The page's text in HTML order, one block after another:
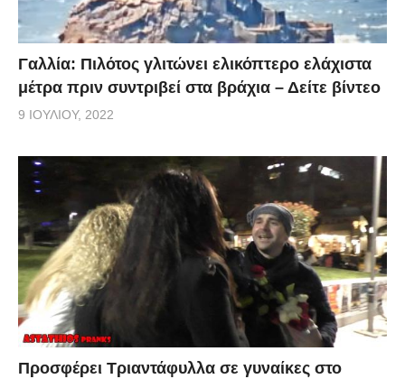
Γαλλία: Πιλότος γλιτώνει ελικόπτερο ελάχιστα
μέτρα πριν συντριβεί στα βράχια – Δείτε βίντεο
9 ΙΟΥΛΊΟΥ, 2022
Προσφέρει Τριαντάφυλλα σε γυναίκες στο